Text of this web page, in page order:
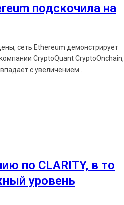
подскочила на
сеть Ethereum демонстрирует
CryptoQuant CryptoOnchain,
с увеличением...
по CLARITY, в то
уровень